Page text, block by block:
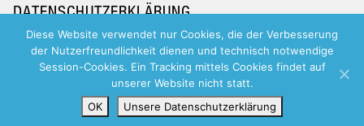
DATENSCHUTZERKLÄRUNG
Diese Website verwendet nur Cookies, die der Verbesserung
der Nutzerfreundlichkeit dienen und technisch notwendige
Session-Cookies. Ein Tracking mittels Cookies findet auf
unserer Website nicht statt.
OK
Unsere Datenschutzerklärung